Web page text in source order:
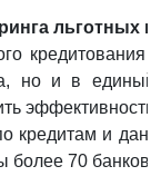
льготных
но и в
эффективность
кредитам и
70 банков.